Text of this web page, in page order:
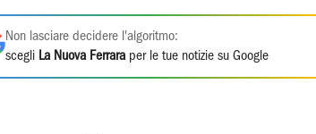
Non lasciare decidere l'algoritmo:
scegli La Nuova Ferrara per le tue notizie su Google